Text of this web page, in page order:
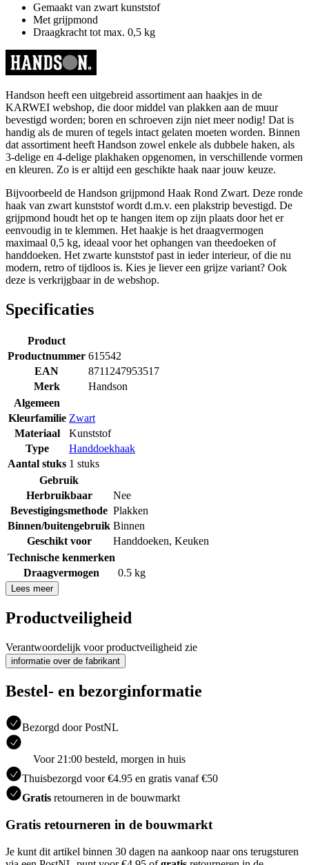
Gemaakt van zwart kunststof
Met grijpmond
Draagkracht tot max. 0,5 kg
Handson heeft een uitgebreid assortiment aan haakjes in de
KARWEI webshop, die door middel van plakken aan de muur
bevestigd worden; boren en schroeven zijn niet meer nodig! Dat is
handig als de muren of tegels intact gelaten moeten worden. Binnen
dat assortiment heeft Handson zowel enkele als dubbele haken, als
3-delige en 4-delige plakhaken opgenomen, in verschillende vormen
en kleuren. Zo is er altijd een geschikte haak naar jouw keuze.
Bijvoorbeeld de Handson grijpmond Haak Rond Zwart. Deze ronde
haak van zwart kunststof wordt d.m.v. een plakstrip bevestigd. De
grijpmond houdt het op te hangen item op zijn plaats door het er
eenvoudig in te klemmen. Het haakje is het draagvermogen
maximaal 0,5 kg, ideaal voor het ophangen van theedoeken of
handdoeken. Het zwarte kunststof past in ieder interieur, of die nu
modern, retro of tijdloos is. Kies je liever een grijze variant? Ook
deze is verkrijgbaar in de webshop.
Specificaties
Product
Productnummer 615542
EAN
8711247953517
Merk
Handson
Algemeen
Kleurfamilie Zwart
Materiaal
Kunststof
Type
Handdoekhaak
Aantal stuks 1 stuks
Gebruik
Herbruikbaar
Nee
Bevestigingsmethode Plakken
Binnen/buitengebruik Binnen
Geschikt voor
Handdoeken, Keuken
Technische kenmerken
Draagvermogen
0.5 kg
Lees meer
Productveiligheid
Verantwoordelijk voor productveiligheid zie
informatie over de fabrikant
Bestel- en bezorginformatie
Bezorgd door PostNL
Voor 21:00 besteld, morgen in huis
Thuisbezorgd voor €4.95 en gratis vanaf €50
Gratis retourneren in de bouwmarkt
Gratis retourneren in de bouwmarkt
Je kunt dit artikel binnen 30 dagen na aankoop naar ons terugsturen